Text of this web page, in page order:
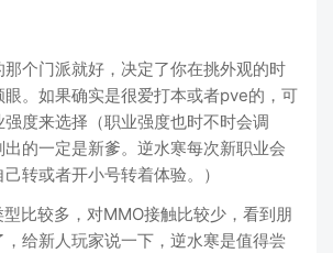
个门派就好，决定了你在挑外观的时
。如果确实是很爱打本或者pve的，可
强度来选择（职业强度也时不时会调
的一定是新爹。逆水寒每次新职业会
转或者开小号转着体验。）
比较多，对MMO接触比较少，看到朋
给新人玩家说一下，逆水寒是值得尝